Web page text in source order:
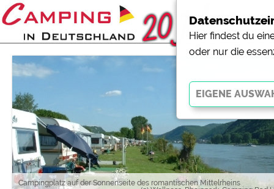
Campingplatz auf der Sonnenseite des romantischen Mittelrheins
Hier findest du
oder nur die
Essenziell
Essenzielle Cookies
der Website dringend
funktionieren